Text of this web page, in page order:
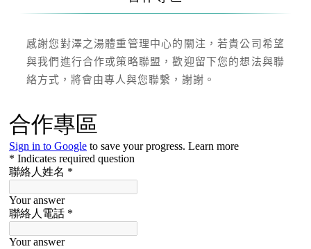
感謝您對澤之湯體重管理中心的關注，若貴公司希望
與我們進行合作或策略聯盟，歡迎留下您的想法與聯
絡方式，將會由專人與您聯繫，謝謝。